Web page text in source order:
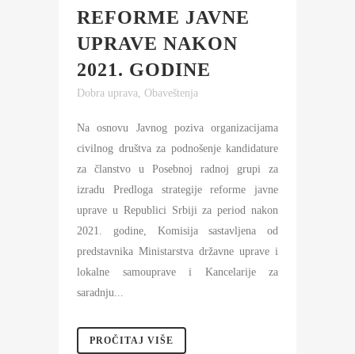
REFORME JAVNE
UPRAVE NAKON
2021. GODINE
Dobra uprava Obaveštenja
Na osnovu Javnog poziva organizacijama
civilnog društva za podnošenje kandidature
za članstvo u Posebnoj radnoj grupi za
izradu Predloga strategije reforme javne
uprave u Republici Srbiji za period nakon
2021. godine, Komisija sastavljena od
predstavnika Ministarstva državne uprave i
lokalne samouprave i Kancelarije za
saradnju...
PROČITAJ VIŠE